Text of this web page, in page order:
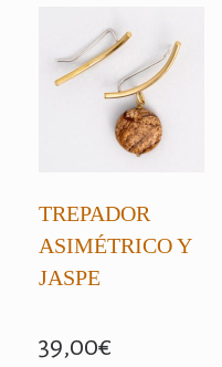
TREPADOR
ASIMÉTRICO Y
JASPE
39,00€